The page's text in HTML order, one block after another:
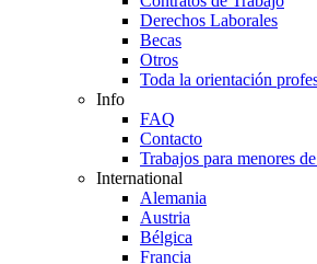
Derechos Laborales
Becas
Otros
Toda la orientación
Info
FAQ
Contacto
Trabajos para menores
International
Alemania
Austria
Bélgica
Francia